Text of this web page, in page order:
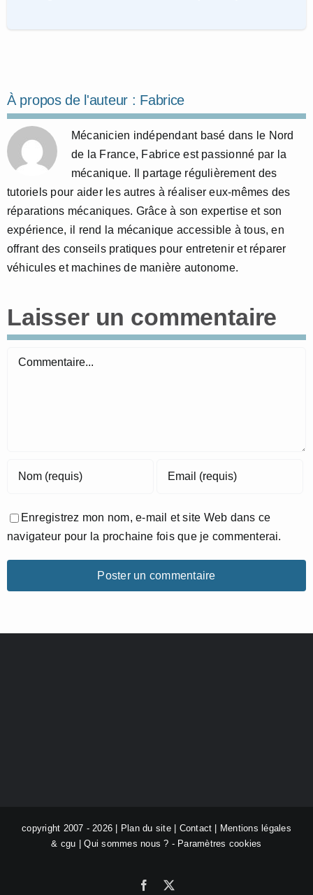
À propos de l'auteur : Fabrice
Mécanicien indépendant basé dans le Nord
de la France, Fabrice est passionné par la
mécanique. Il partage régulièrement des
tutoriels pour aider les autres à réaliser eux-mêmes des
réparations mécaniques. Grâce à son expertise et son
expérience, il rend la mécanique accessible à tous, en
offrant des conseils pratiques pour entretenir et réparer
véhicules et machines de manière autonome.
Laisser un commentaire
Commentaire
Enregistrez mon nom, e-mail et site Web dans ce
navigateur pour la prochaine fois que je commenterai.
copyright 2007 - 2026 | Plan du site| Contact | Mentions légales
& cgu |Qui sommes nous ? - Paramètres cookies
Facebook